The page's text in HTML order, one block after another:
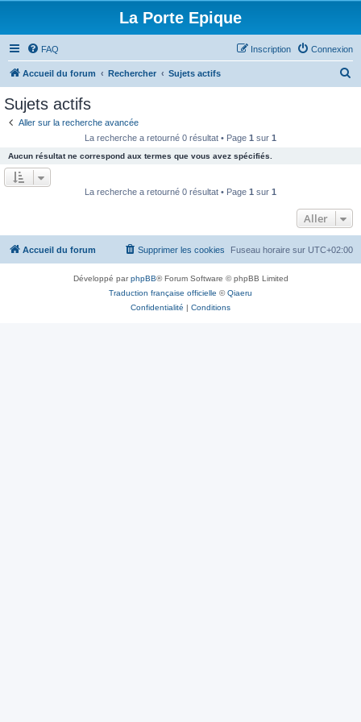
La Porte Epique
FAQ Connexion
Inscription
Accueil du forum Rechercher Sujets actifs
e
r
Sujets actifs
Aller sur la recherche avancée
La recherche a retourné 0 résultat • Page 1 sur 1
Aucun résultat ne correspond aux termes que vous avez spécifiés.
La recherche a retourné 0 résultat • Page 1 sur 1
Aller
Accueil du forum Fuseau horaire sur UTC+02:00
Supprimer les cookies
Développé parphpBB® Forum Software © phpBB Limited
Traduction française officielle ©Qiaeru
Confidentialité | Conditions